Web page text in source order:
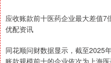
应收账款前十医药企业最大差值
优配资讯
同花顺问财数据显示，截至2025